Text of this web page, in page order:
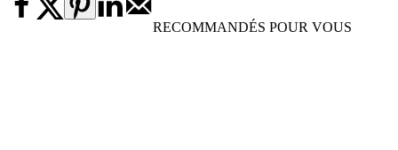
RECOMMANDÉS POUR VOUS